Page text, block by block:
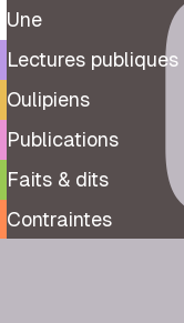
Une
Lectures publiques
Oulipiens
Publications
Faits & dits
Contraintes